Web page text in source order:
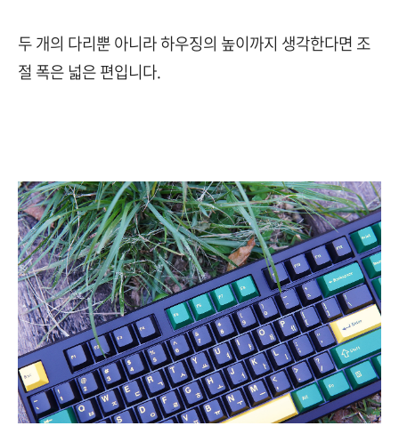
두 개의 다리뿐 아니라 하우징의 높이까지 생각한다면 조
절 폭은 넓은 편입니다.